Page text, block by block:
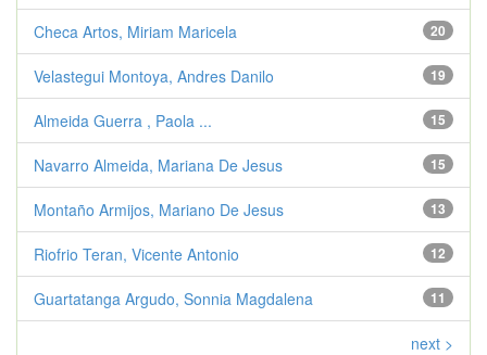
20
Checa Artos, Miriam Maricela
19
Velastegui Montoya, Andres Danilo
15
Almeida Guerra , Paola ...
15
Navarro Almeida, Mariana De Jesus
13
Montaño Armijos, Mariano De Jesus
12
Riofrio Teran, Vicente Antonio
11
Guartatanga Argudo, Sonnia Magdalena
next >